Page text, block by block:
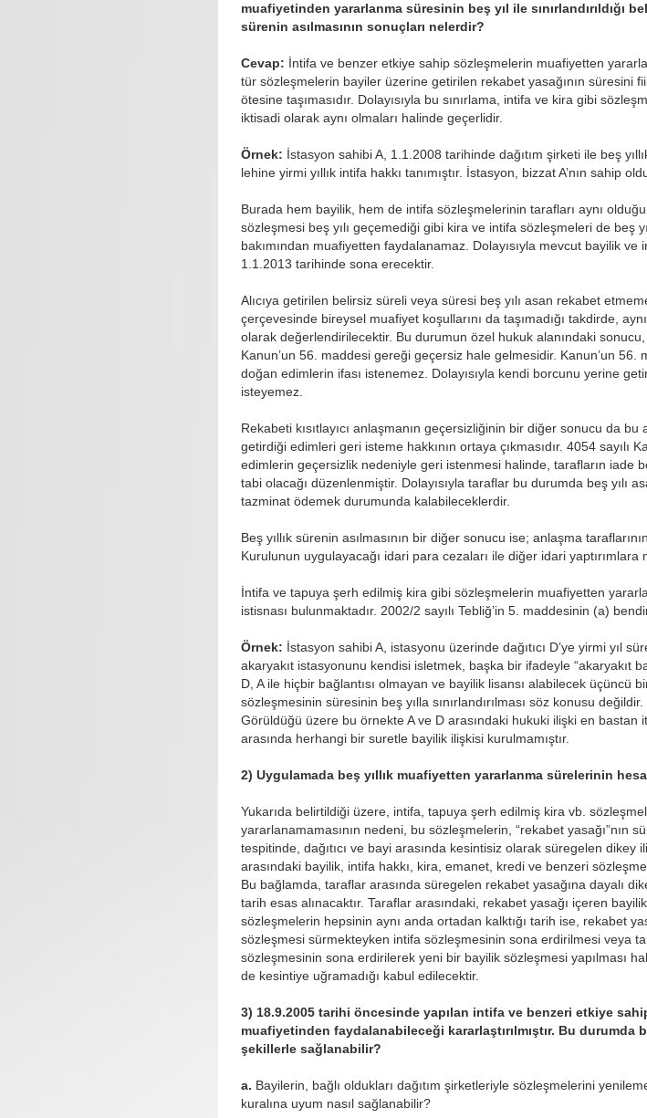
muafiyetinden yararlanma süresinin beş yıl ile sınırlandırıldığı
sürenin asılmasının sonuçları nelerdir?
Cevap: İntifa ve benzer etkiye sahip sözleşmelerin muafiyetten
tür sözleşmelerin bayiler üzerine getirilen rekabet yasağının süresini
ötesine taşımasıdır. Dolayısıyla bu sınırlama, intifa ve kira gibi
iktisadi olarak aynı olmaları halinde geçerlidir.
Örnek: İstasyon sahibi A, 1.1.2008 tarihinde dağıtım şirketi ile beş
lehine yirmi yıllık intifa hakkı tanımıştır. İstasyon, bizzat A’nın sahip
Burada hem bayilik, hem de intifa sözleşmelerinin tarafları aynı
sözleşmesi beş yılı geçemediği gibi kira ve intifa sözleşmeleri de beş
bakımından muafiyetten faydalanamaz. Dolayısıyla mevcut bayilik
1.1.2013 tarihinde sona erecektir.
Alıcıya getirilen belirsiz süreli veya süresi beş yılı asan rekabet
çerçevesinde bireysel muafiyet koşullarını da taşımadığı takdirde,
olarak değerlendirilecektir. Bu durumun özel hukuk alanındaki sonucu,
Kanun’un 56. maddesi gereği geçersiz hale gelmesidir. Kanun’un
doğan edimlerin ifası istenemez. Dolayısıyla kendi borcunu yerine
isteyemez.
Rekabeti kısıtlayıcı anlaşmanın geçersizliğinin bir diğer sonucu da
getirdiği edimleri geri isteme hakkının ortaya çıkmasıdır. 4054
edimlerin geçersizlik nedeniyle geri istenmesi halinde, tarafların iade
tabi olacağı düzenlenmiştir. Dolayısıyla taraflar bu durumda beş yılı
tazminat ödemek durumunda kalabileceklerdir.
Beş yıllık sürenin asılmasının bir diğer sonucu ise; anlaşma
Kurulunun uygulayacağı idari para cezaları ile diğer idari yaptırımlara
İntifa ve tapuya şerh edilmiş kira gibi sözleşmelerin muafiyetten
istisnası bulunmaktadır. 2002/2 sayılı Tebliğ’in 5. maddesinin (a)
Örnek: İstasyon sahibi A, istasyonu üzerinde dağıtıcı D’ye yirmi yıl
akaryakıt istasyonunu kendisi isletmek, başka bir ifadeyle “akaryakıt
D, A ile hiçbir bağlantısı olmayan ve bayilik lisansı alabilecek
sözleşmesinin süresinin beş yılla sınırlandırılması söz konusu değildir.
Görüldüğü üzere bu örnekte A ve D arasındaki hukuki ilişki en bastan
arasında herhangi bir suretle bayilik ilişkisi kurulmamıştır.
2) Uygulamada beş yıllık muafiyetten yararlanma sürelerinin
Yukarıda belirtildiği üzere, intifa, tapuya şerh edilmiş kira vb.
yararlanamamasının nedeni, bu sözleşmelerin, “rekabet yasağı”nın
tespitinde, dağıtıcı ve bayi arasında kesintisiz olarak süregelen
arasındaki bayilik, intifa hakkı, kira, emanet, kredi ve benzeri
Bu bağlamda, taraflar arasında süregelen rekabet yasağına dayalı
tarih esas alınacaktır. Taraflar arasındaki, rekabet yasağı içeren
sözleşmelerin hepsinin aynı anda ortadan kalktığı tarih ise, rekabet
sözleşmesi sürmekteyken intifa sözleşmesinin sona erdirilmesi veya
sözleşmesinin sona erdirilerek yeni bir bayilik sözleşmesi yapılması
de kesintiye uğramadığı kabul edilecektir.
3) 18.9.2005 tarihi öncesinde yapılan intifa ve benzeri etkiye
muafiyetinden faydalanabileceği kararlaştırılmıştır. Bu durumda
şekillerle sağlanabilir?
a. Bayilerin, bağlı oldukları dağıtım şirketleriyle sözleşmelerini
kuralına uyum nasıl sağlanabilir?